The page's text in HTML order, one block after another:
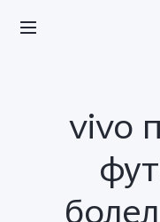
vivo